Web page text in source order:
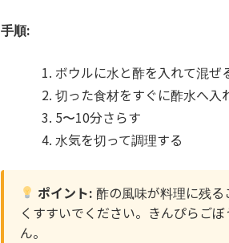
手順:
ボウルに水と酢を入れて混ぜ
切った食材をすぐに酢水へ入
5〜10分さらす
水気を切って調理する
ポイント: 酢の風味が料理に残
くすすいでください。きんぴらご
ん。